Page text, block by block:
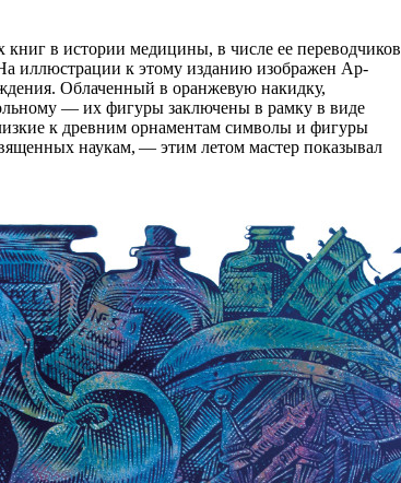
книг в истории медицины, в числе ее переводчиков
иллюстрации к этому изданию изображен Ар-
Облаченный в оранжевую накидку,
— их фигуры заключены в рамку в виде
к древним орнаментам символы и фигуры
наукам, — этим летом мастер показывал